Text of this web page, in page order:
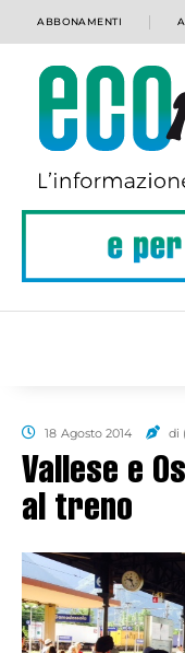
ABBONAMENTI
18 Agosto 2014 di
Vallese e
al treno